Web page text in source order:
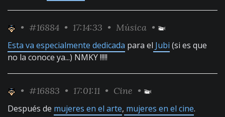
• #16884 • 17:14:33 • Música •
Esta va especialmente dedicada para el Jubi (si es que
no la conoce ya...) NMKY !!!!!
• #16883 • 17:01:11 • Cine •
Después de mujeres en el arte, mujeres en el cine.